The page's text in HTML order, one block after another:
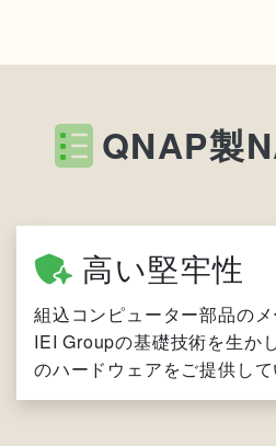
QNAP製
高い堅牢性
組込コンピューター部品の
IEI Groupの基礎技術を生か
のハードウェアをご提供して